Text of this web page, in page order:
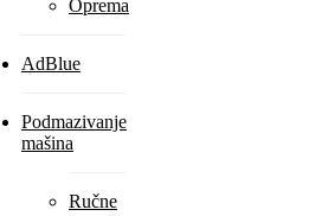
Oprema
AdBlue
Podmazivanje
mašina
Ručne